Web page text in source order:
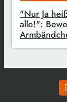
"Nur Ja
alle!":